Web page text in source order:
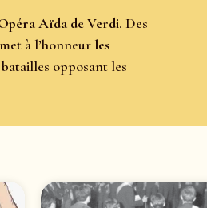
Aïda de Verdi. Des
à l’honneur les
opposant les